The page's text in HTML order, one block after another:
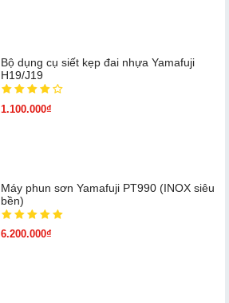
Bộ dụng cụ siết kẹp đai nhựa Yamafuji
H19/J19
1.100.000₫
Máy phun sơn Yamafuji PT990 (INOX siêu
bền)
6.200.000₫